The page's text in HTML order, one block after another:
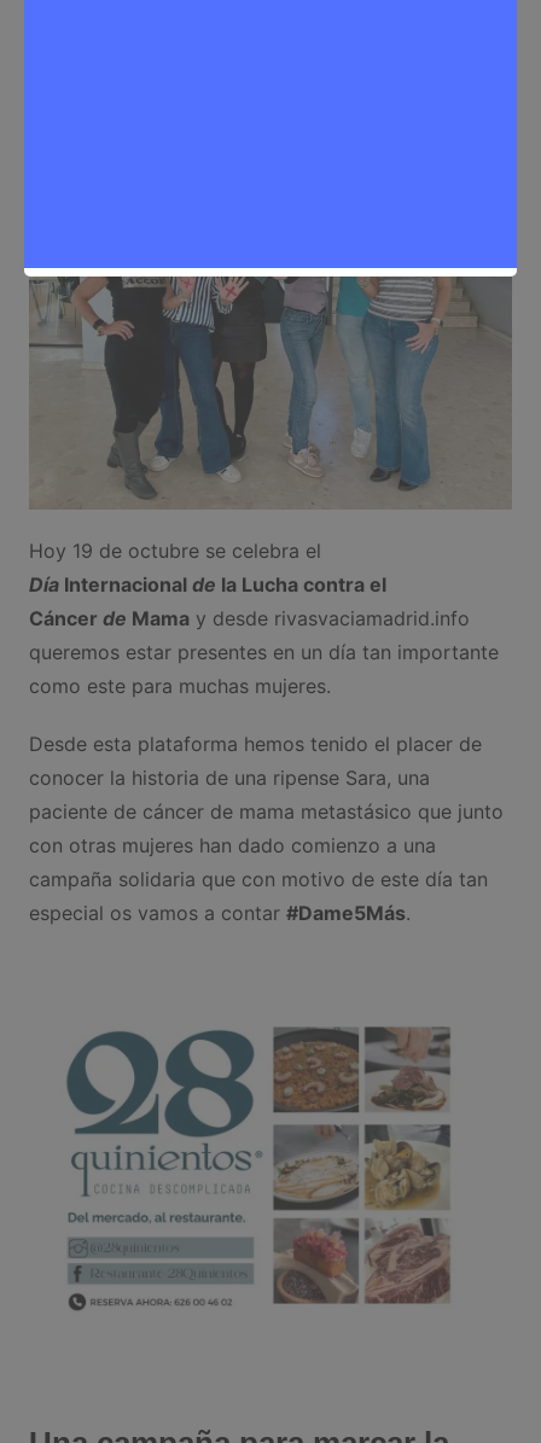
Hoy 19 de octubre se celebra el
DíaInternacional de la Lucha contra el
Cáncer de Mamay desde rivasvaciamadrid.info
queremos estar presentes en un día tan importante
como este para muchas mujeres.
Desde esta plataforma hemos tenido el placer de
conocer la historia de una ripense Sara, una
paciente de cáncer de mama metastásico que junto
con otras mujeres han dado comienzo a una
campaña solidaria que con motivo de este día tan
especial os vamos a contar #Dame5Más.